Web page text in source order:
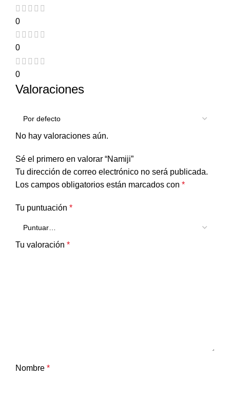
0
0
0
Valoraciones
No hay valoraciones aún.
Sé el primero en valorar “Namiji”
Tu dirección de correo electrónico no será publicada.
Los campos obligatorios están marcados con *
Tu puntuación *
Tu valoración *
Nombre *